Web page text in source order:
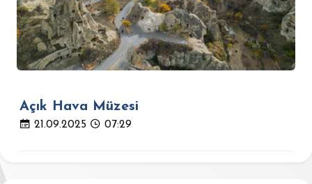
Açık Hava Müzesi
21.09.2025 07:29